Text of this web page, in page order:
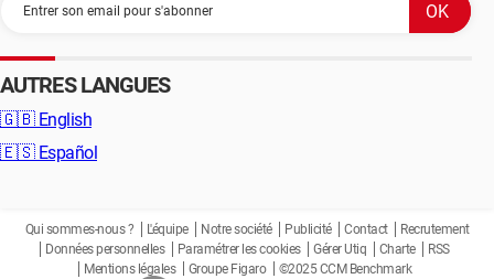
AUTRES LANGUES
🇬🇧 English
🇪🇸 Español
Qui sommes-nous ? L'équipe Notre société Publicité Contact
Recrutement
Données personnelles
Paramétrer les cookies Gérer Utiq Charte
RSS
Mentions légales
Groupe Figaro ©2025 CCM Benchmark